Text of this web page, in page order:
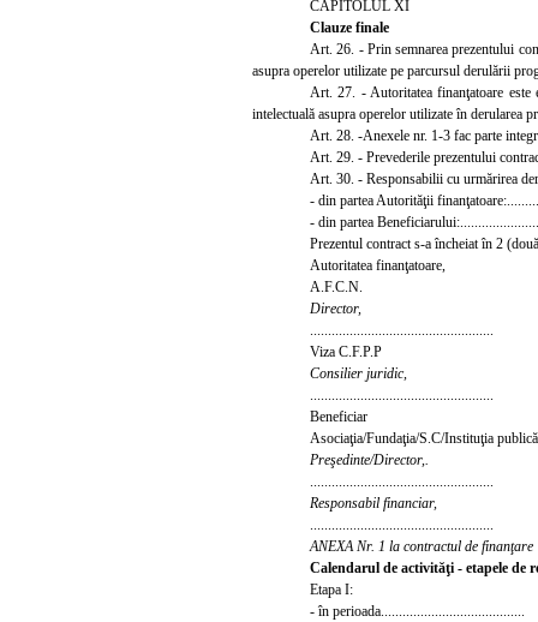
CAPITOLUL XI
Clauze finale
Art. 26. - Prin semnarea prezentului
asupra operelor utilizate pe parcursul derulării
Art. 27. - Autoritatea finanţatoare este
intelectuală asupra operelor utilizate în derularea
Art. 28. -Anexele nr. 1-3 fac parte
Art. 29. - Prevederile prezentului
Art. 30. - Responsabilii cu urmărirea
- din partea Autorităţii
- din partea
Prezentul contract s-a încheiat în 2
Autoritatea finanţatoare,
A.F.C.N.
Director,
Viza C.F.P.P
Consilier juridic,
Beneficiar
Asociaţia/Fundaţia/S.C/Instituţia
Preşedinte/Director,.
Responsabil financiar,
ANEXA Nr. 1 la contractul de finanţare
Calendarul de activităţi - etapele de
Etapa I:
- în perioada........................................